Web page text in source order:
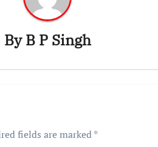
ByB P Singh
fields are marked*